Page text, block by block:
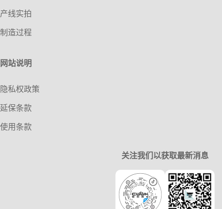
产线实拍
制造过程
网站说明
隐私权政策
延保条款
使用条款
关注我们以获取最新消息